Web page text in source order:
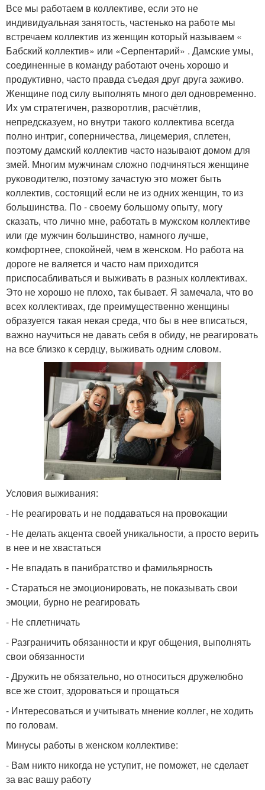
Все мы работаем в коллективе, если это не
индивидуальная занятость, частенько на работе мы
встречаем коллектив из женщин который называем «
Бабский коллектив» или «Серпентарий» . Дамские умы,
соединенные в команду работают очень хорошо и
продуктивно, часто правда съедая друг друга заживо.
Женщине под силу выполнять много дел одновременно.
Их ум стратегичен, разворотлив, расчётлив,
непредсказуем, но внутри такого коллектива всегда
полно интриг, соперничества, лицемерия, сплетен,
поэтому дамский коллектив часто называют домом для
змей. Многим мужчинам сложно подчиняться женщине
руководителю, поэтому зачастую это может быть
коллектив, состоящий если не из одних женщин, то из
большинства. По - своему большому опыту, могу
сказать, что лично мне, работать в мужском коллективе
или где мужчин большинство, намного лучше,
комфортнее, спокойней, чем в женском. Но работа на
дороге не валяется и часто нам приходится
приспосабливаться и выживать в разных коллективах.
Это не хорошо не плохо, так бывает. Я замечала, что во
всех коллективах, где преимущественно женщины
образуется такая некая среда, что бы в нее вписаться,
важно научиться не давать себя в обиду, не реагировать
на все близко к сердцу, выживать одним словом.
Условия выживания:
- Не реагировать и не поддаваться на провокации
- Не делать акцента своей уникальности, а просто верить
в нее и не хвастаться
- Не впадать в панибратство и фамильярность
- Стараться не эмоционировать, не показывать свои
эмоции, бурно не реагировать
- Не сплетничать
- Разграничить обязанности и круг общения, выполнять
свои обязанности
- Дружить не обязательно, но относиться дружелюбно
все же стоит, здороваться и прощаться
- Интересоваться и учитывать мнение коллег, не ходить
по головам.
Минусы работы в женском коллективе:
- Вам никто никогда не уступит, не поможет, не сделает
за вас вашу работу